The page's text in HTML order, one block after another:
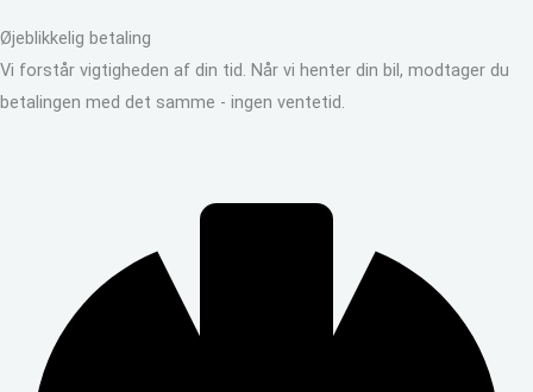
Øjeblikkelig betaling
Vi forstår vigtigheden af din tid. Når vi henter din bil, modtager du
betalingen med det samme - ingen ventetid.